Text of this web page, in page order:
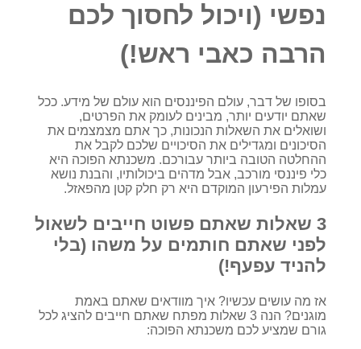
נפשי (ויכול לחסוך לכם
הרבה כאבי ראש!)
בסופו של דבר, עולם הפיננסים הוא עולם של מידע. ככל
שאתם יודעים יותר, מבינים לעומק את הפרטים,
ושואלים את השאלות הנכונות, כך אתם מצמצמים את
הסיכונים ומגדילים את הסיכויים שלכם לקבל את
ההחלטה הטובה ביותר עבורכם. משכנתא הפוכה היא
כלי פיננסי מורכב, אבל מדהים ביכולותיו, והבנת נושא
עמלות הפירעון המוקדם היא רק חלק קטן מהפאזל.
3 שאלות שאתם פשוט חייבים לשאול
לפני שאתם חותמים על משהו (בלי
להניד עפעף!)
אז מה עושים עכשיו? איך מוודאים שאתם באמת
מוגנים? הנה 3 שאלות מפתח שאתם חייבים להציג לכל
גורם שמציע לכם משכנתא הפוכה: